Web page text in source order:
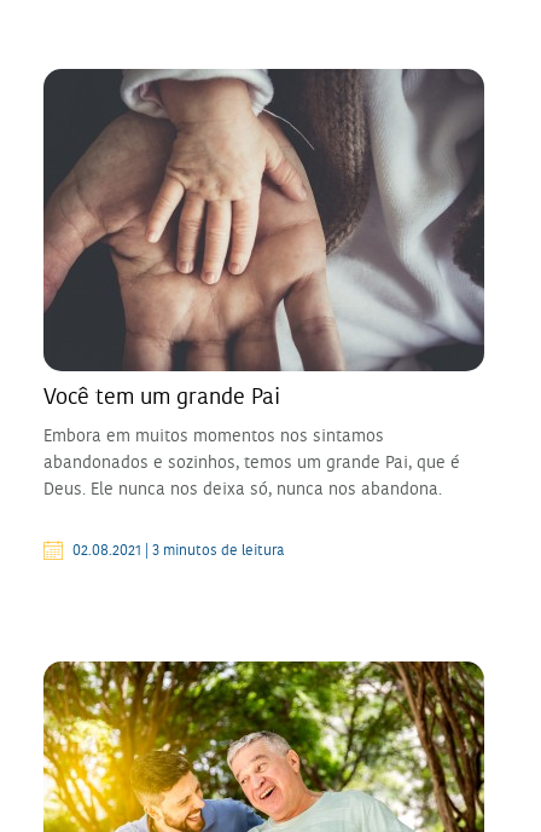
Você tem um grande Pai
Embora em muitos momentos nos sintamos
abandonados e sozinhos, temos um grande Pai, que é
Deus. Ele nunca nos deixa só, nunca nos abandona.
02.08.2021 | 3 minutos de leitura